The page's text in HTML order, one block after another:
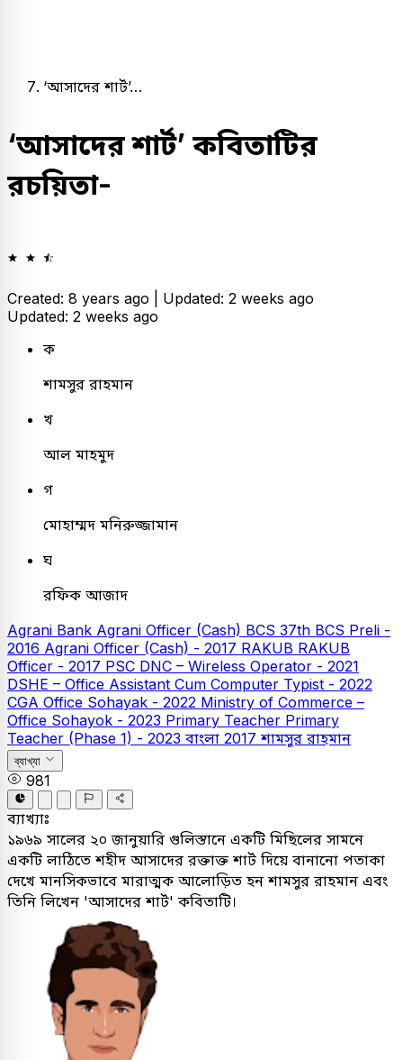
‘আসাদের শার্ট’…
‘আসাদের শার্ট’ কবিতাটির
রচয়িতা-
Created: 8 years ago | Updated: 2 weeks ago
Updated: 2 weeks ago
ক
শামসুর রাহমান
খ
আল মাহমুদ
গ
মোহাম্মদ মনিরুজ্জামান
ঘ
রফিক আজাদ
Agrani Bank Agrani Officer (Cash) BCS 37th BCS Preli -
2016 Agrani Officer (Cash) - 2017 RAKUB RAKUB
Officer - 2017 PSC DNC – Wireless Operator - 2021
DSHE – Office Assistant Cum Computer Typist - 2022
CGA Office Sohayak - 2022 Ministry of Commerce –
Office Sohayok - 2023 Primary Teacher Primary
Teacher (Phase 1) - 2023 বাংলা 2017শামসুর রাহমান
ব্যাখ্যা
981
ব্যাখ্যাঃ
১৯৬৯ সালের ২০ জানুয়ারি গুলিস্তানে একটি মিছিলের সামনে
একটি লাঠিতে শহীদ আসাদের রক্তাক্ত শার্ট দিয়ে বানানো পতাকা
দেখে মানসিকভাবে মারাত্মক আলোড়িত হন শামসুর রাহমান এবং
তিনি লিখেন 'আসাদের শার্ট' কবিতাটি।